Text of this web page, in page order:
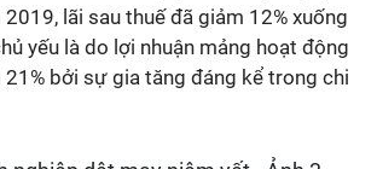
lãi sau thuế đã giảm 12% xuống
yếu là do lợi nhuận mảng hoạt động
bởi sự gia tăng đáng kể trong chi